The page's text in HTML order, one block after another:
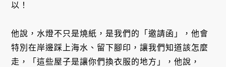
以！
他說，水燈不只是燒紙，是我們的「邀請函」，他會
特別在岸邊踩上海水、留下腳印，讓我們知道該怎麼
走，「這些屋子是讓你們換衣服的地方」，他說，